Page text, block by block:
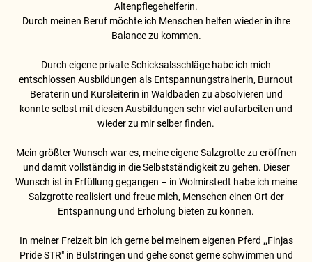
Altenpflegehelferin.
Durch meinen Beruf möchte ich Menschen helfen wieder in ihre
Balance zu kommen.
Durch eigene private Schicksalsschläge habe ich mich
entschlossen Ausbildungen als Entspannungstrainerin, Burnout
Beraterin und Kursleiterin in Waldbaden zu absolvieren und
konnte selbst mit diesen Ausbildungen sehr viel aufarbeiten und
wieder zu mir selber finden.
Mein größter Wunsch war es, meine eigene Salzgrotte zu eröffnen
und damit vollständig in die Selbstständigkeit zu gehen. Dieser
Wunsch ist in Erfüllung gegangen – in Wolmirstedt habe ich meine
Salzgrotte realisiert und freue mich, Menschen einen Ort der
Entspannung und Erholung bieten zu können.
In meiner Freizeit bin ich gerne bei meinem eigenen Pferd ,,Finjas
Pride STR" in Bülstringen und gehe sonst gerne schwimmen und